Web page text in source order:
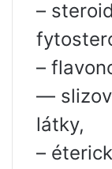
–
–
—
látky,
–